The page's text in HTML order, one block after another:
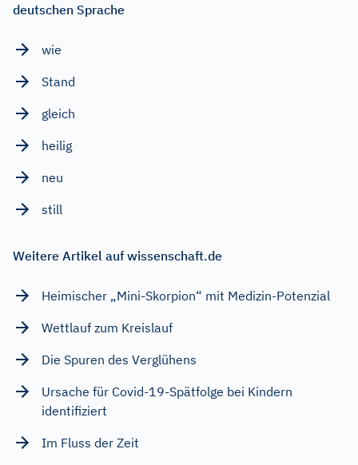
deutschen Sprache
wie
Stand
gleich
heilig
neu
still
Weitere Artikel auf wissenschaft.de
Heimischer „Mini-Skorpion“ mit Medizin-Potenzial
Wettlauf zum Kreislauf
Die Spuren des Verglühens
Ursache für Covid-19-Spätfolge bei Kindern
identifiziert
Im Fluss der Zeit